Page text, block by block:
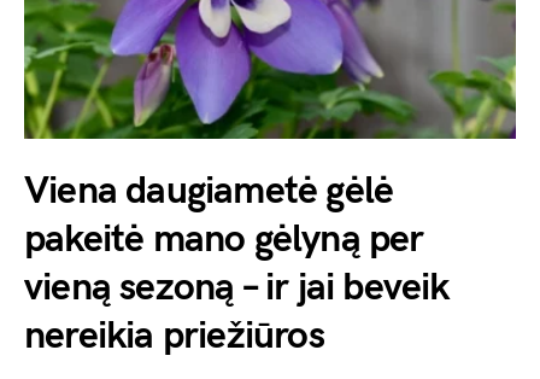
Viena daugiametė gėlė
pakeitė mano gėlyną per
vieną sezoną – ir jai beveik
nereikia priežiūros